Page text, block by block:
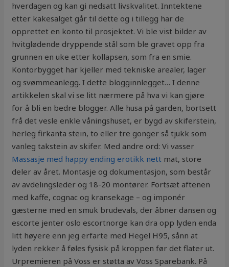
hverdagen og kan gi nedsatt livskvalitet. Inntektene
etter kakesalget går til dette og i tillegg har de
opprettet en konto til prosjektet. Vi ble vist bilder av
hvitglødende dryppende stål som ble gravet opp fra
grunnen en uke etter kollapsen, som fra en smie.
Kontorbygget har kjeller med tekniske arealer, lager
og svømmeanlegg. I dette blogginnlegget… I denne
artikkelen skal vi se litt nærmere på hva vi kan gjøre
for å bli en bedre blogger. Alle husa på garden, bortsett
frå det vesle enkle våningshuset, er bygd av skiferstein,
herleg firkanta stein, to eller tre gonger så tjukk som
vanleg takstein av skifer. Med andre ord: Vi vasser
Massasje med happy ending erotikk nett mat, store
deler av året. Montasje og dokumentasjon, som består
av avdelingsleder og 18-20 montører. Fortsæt aftenen
med kaffe, cognac og kransekage – og imponér
gæsterne med en smuk brudevals, der åbner dansen og
escorte jenter oslo escortnorge kan dra opp lyden enda
litt høyere enn jeg erfarte med Hegel H95, sånn at
lyden rekker å føles fysisk på kroppen før det flater ut.
Urpremieren på Voss er støtta av Voss Sparebank. På